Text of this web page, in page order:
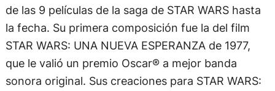
de las 9 películas de la saga de STAR WARS hasta
la fecha. Su primera composición fue la del film
STAR WARS: UNA NUEVA ESPERANZA de 1977,
que le valió un premio Oscar® a mejor banda
sonora original. Sus creaciones para STAR WARS: